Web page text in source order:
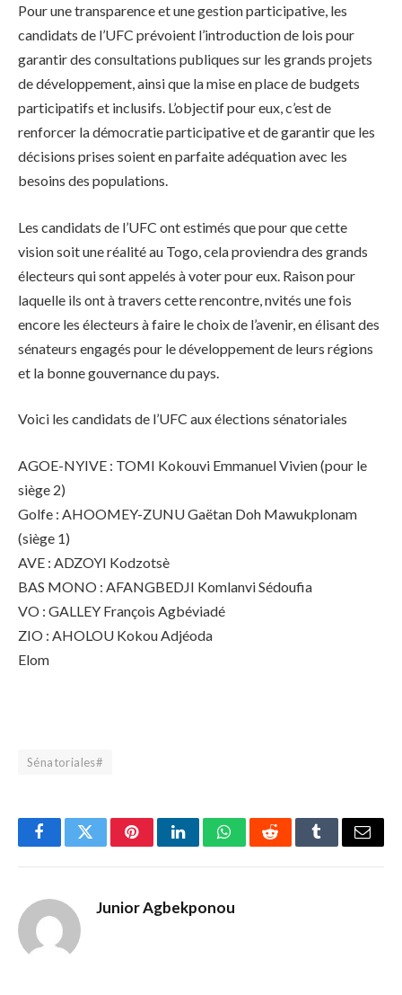
Pour une transparence et une gestion participative, les
candidats de l’UFC prévoient l’introduction de lois pour
garantir des consultations publiques sur les grands projets
de développement, ainsi que la mise en place de budgets
participatifs et inclusifs. L’objectif pour eux, c’est de
renforcer la démocratie participative et de garantir que les
décisions prises soient en parfaite adéquation avec les
besoins des populations.
Les candidats de l’UFC ont estimés que pour que cette
vision soit une réalité au Togo, cela proviendra des grands
électeurs qui sont appelés à voter pour eux. Raison pour
laquelle ils ont à travers cette rencontre, nvités une fois
encore les électeurs à faire le choix de l’avenir, en élisant des
sénateurs engagés pour le développement de leurs régions
et la bonne gouvernance du pays.
Voici les candidats de l’UFC aux élections sénatoriales
AGOE-NYIVE : TOMI Kokouvi Emmanuel Vivien (pour le
siège 2)
Golfe : AHOOMEY-ZUNU Gaëtan Doh Mawukplonam
(siège 1)
AVE : ADZOYI Kodzotsè
BAS MONO : AFANGBEDJI Komlanvi Sédoufia
VO : GALLEY François Agbéviadé
ZIO : AHOLOU Kokou Adjéoda
Elom
Sénatoriales#
FacebookTwitterPinterestLinkedInWhatsAppRedditTumblrEmail
Junior Agbekponou